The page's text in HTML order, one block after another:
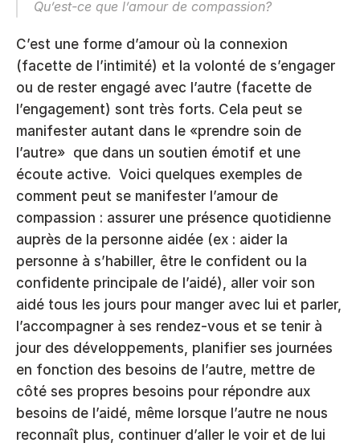
Qu’est-ce que l’amour de compassion?
C’est une forme d’amour où la connexion
(facette de l’intimité) et la volonté de s’engager
ou de rester engagé avec l’autre (facette de
l’engagement) sont très forts. Cela peut se
manifester autant dans le «prendre soin de
l’autre»  que dans un soutien émotif et une
écoute active.  Voici quelques exemples de
comment peut se manifester l’amour de
compassion : assurer une présence quotidienne
auprès de la personne aidée (ex : aider la
personne à s’habiller, être le confident ou la
confidente principale de l’aidé), aller voir son
aidé tous les jours pour manger avec lui et parler,
l’accompagner à ses rendez-vous et se tenir à
jour des développements, planifier ses journées
en fonction des besoins de l’autre, mettre de
côté ses propres besoins pour répondre aux
besoins de l’aidé, même lorsque l’autre ne nous
reconnaît plus, continuer d’aller le voir et de lui